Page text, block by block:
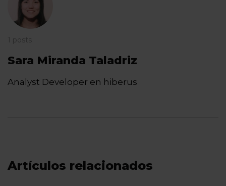
1 posts
Sara Miranda Taladriz
Analyst Developer en hiberus
Artículos relacionados